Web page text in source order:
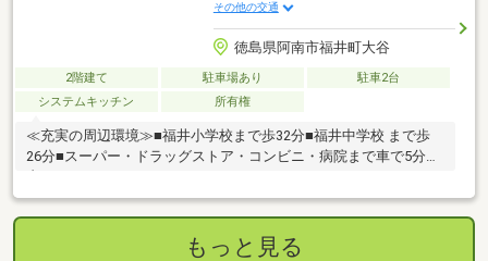
その他の交通
徳島県阿南市福井町大谷
2階建て 駐車場あり
駐車2台
システムキッチン
所有権
≪充実の周辺環境≫■福井小学校まで歩32分■福井中学校 まで歩
26分■スーパー・ドラッグストア・コンビニ・病院まで車で5分圏
もっと見る